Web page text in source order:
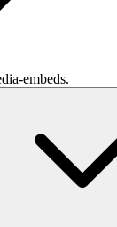
embeds.